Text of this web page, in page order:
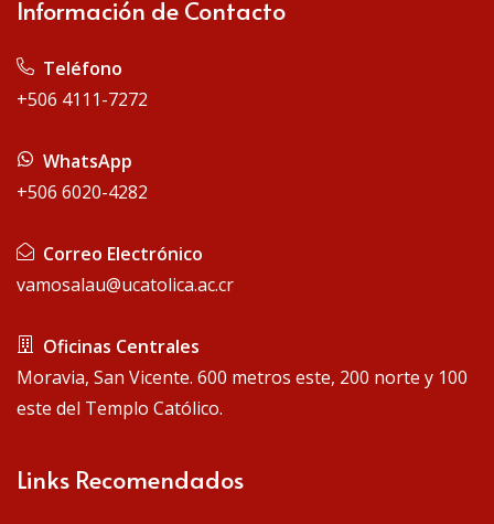
Información de Contacto
Teléfono
+506 4111-7272
WhatsApp
+506 6020-4282
Correo Electrónico
vamosalau@ucatolica.ac.cr
Oficinas Centrales
Moravia, San Vicente. 600 metros este, 200 norte y 100
este del Templo Católico.
Links Recomendados